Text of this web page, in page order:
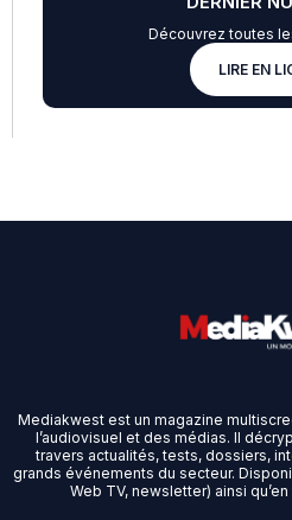
Découvrez toutes
LIRE EN
Mediakwest est un magazine
l’audiovisuel et des médias. Il
travers actualités, tests, dossiers,
grands événements du secteur.
Web TV, newsletter) ainsi